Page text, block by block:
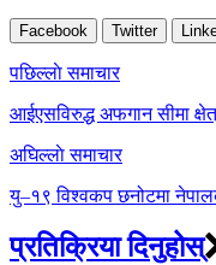
Facebook Twitter
Post
navigation
पछिल्लाे समाचार
आईएसविरुद्ध अफगान सीमा
अघिल्लाे समाचार
यु–१९ विश्वकप छनोटमा
प्रतिक्रिया दिनुहोस्